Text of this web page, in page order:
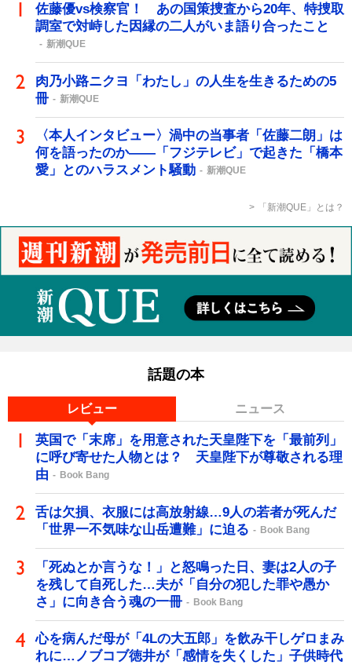
佐藤優vs検察官！ あの国策捜査から20年、特捜取
調室で対峙した因縁の二人がいま語り合ったこと
新潮QUE
肉乃小路ニクヨ「わたし」の人生を生きるための5
冊
新潮QUE
〈本人インタビュー〉渦中の当事者「佐藤二朗」は
何を語ったのか――「フジテレビ」で起きた「橋本
愛」とのハラスメント騒動
新潮QUE
「新潮QUE」とは？
話題の本
レビュー ニュース
英国で「末席」を用意された天皇陛下を「最前列」
に呼び寄せた人物とは？ 天皇陛下が尊敬される理
由
Book Bang
舌は欠損、衣服には高放射線…9人の若者が死んだ
「世界一不気味な山岳遭難」に迫る
Book Bang
「死ぬとか言うな！」と怒鳴った日、妻は2人の子
を残して自死した…夫が「自分の犯した罪や愚か
さ」に向き合う魂の一冊
Book Bang
心を病んだ母が「4Lの大五郎」を飲み干しゲロまみ
れに…ノブコブ徳井が「感情を失くした」子供時代